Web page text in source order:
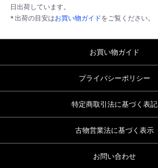
日出荷しています。
* 出荷の目安はお買い物ガイドをご覧ください。
お買い物ガイド
プライバシーポリシー
特定商取引法に基づく表記
古物営業法に基づく表示
お問い合わせ